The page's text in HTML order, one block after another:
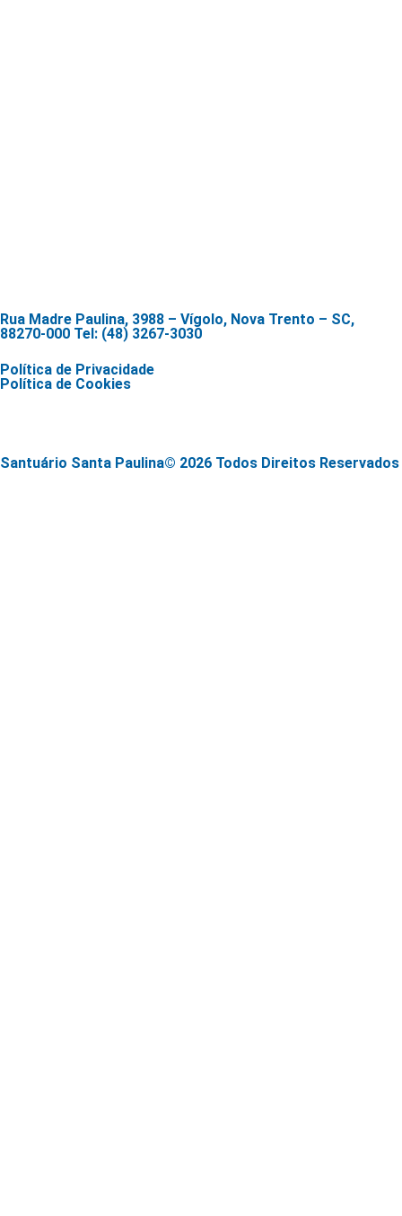
Rua Madre Paulina, 3988 – Vígolo, Nova Trento – SC,
88270-000 Tel: (48) 3267-3030
Política de Privacidade
Política de Cookies
Santuário Santa Paulina© 2026 Todos Direitos Reservados